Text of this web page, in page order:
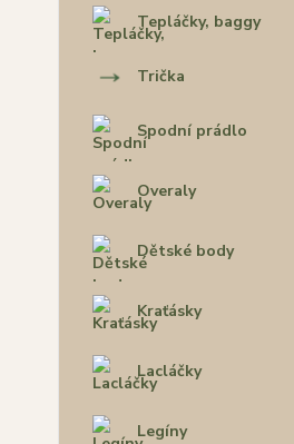
Tepláčky, baggy
Trička
Spodní prádlo
Overaly
Dětské body
Kraťásky
Lacláčky
Legíny